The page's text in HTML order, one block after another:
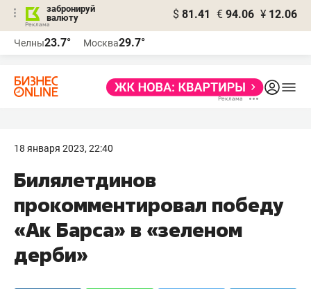
забронируй
валюту
$ 81.41 € 94.06 ¥ 12.06
Челны23.7° Москва29.7°
18 января 2023, 22:40
Билялетдинов
прокомментировал победу
«Ак Барса» в «зеленом
дерби»